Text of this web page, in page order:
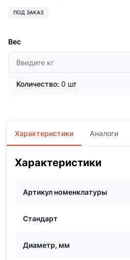
ПОД ЗАКАЗ
Вес
Количество: 0 шт
Характеристики Аналоги
Характеристики
Артикул номенклатуры
Стандарт
Диаметр, мм